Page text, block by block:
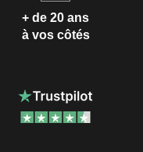
+ de 20 ans
à vos côtés